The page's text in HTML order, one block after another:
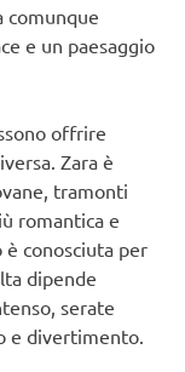
comunque
e un paesaggio
offrire
Zara è
tramonti
romantica e
è conosciuta per
dipende
serate
e divertimento.